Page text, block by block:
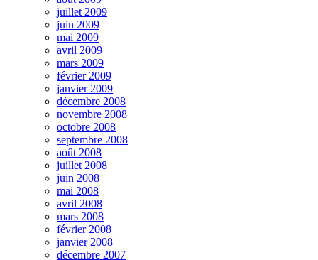
juillet 2009
juin 2009
mai 2009
avril 2009
mars 2009
février 2009
janvier 2009
décembre 2008
novembre 2008
octobre 2008
septembre 2008
août 2008
juillet 2008
juin 2008
mai 2008
avril 2008
mars 2008
février 2008
janvier 2008
décembre 2007